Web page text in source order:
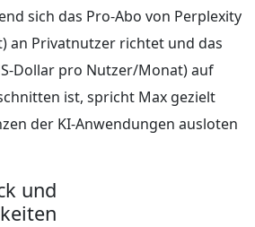
sich das Pro-Abo von Perplexity
an Privatnutzer richtet und das
Dollar pro Nutzer/Monat) auf
ist, spricht Max gezielt
der KI-Anwendungen ausloten
und